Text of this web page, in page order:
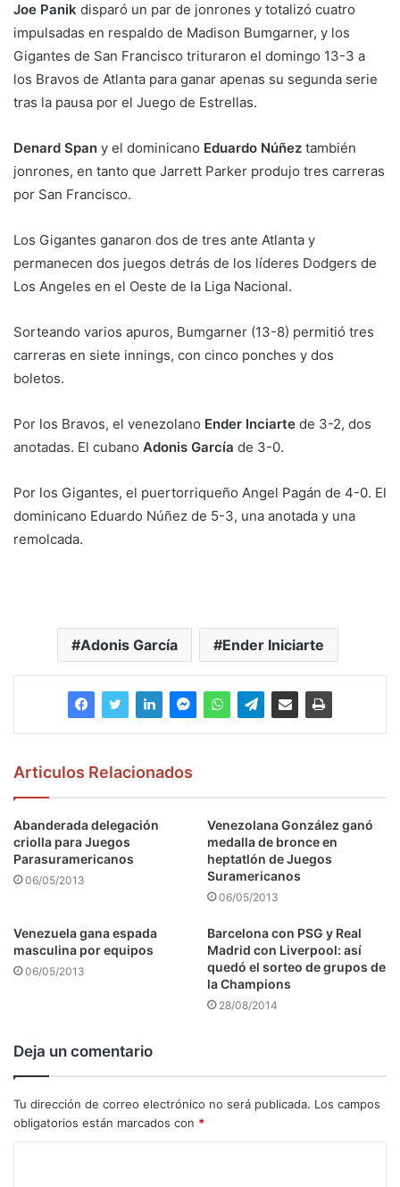
Joe Panik disparó un par de jonrones y totalizó cuatro
impulsadas en respaldo de Madison Bumgarner, y los
Gigantes de San Francisco trituraron el domingo 13-3 a
los Bravos de Atlanta para ganar apenas su segunda serie
tras la pausa por el Juego de Estrellas.
Denard Span y el dominicano Eduardo Núñez también
jonrones, en tanto que Jarrett Parker produjo tres carreras
por San Francisco.
Los Gigantes ganaron dos de tres ante Atlanta y
permanecen dos juegos detrás de los líderes Dodgers de
Los Angeles en el Oeste de la Liga Nacional.
Sorteando varios apuros, Bumgarner (13-8) permitió tres
carreras en siete innings, con cinco ponches y dos
boletos.
Por los Bravos, el venezolano Ender Inciarte de 3-2, dos
anotadas. El cubano Adonis García de 3-0.
Por los Gigantes, el puertorriqueño Angel Pagán de 4-0. El
dominicano Eduardo Núñez de 5-3, una anotada y una
remolcada.
Adonis García Ender Iniciarte
Articulos Relacionados
Abanderada delegación
criolla para Juegos
Parasuramericanos
06/05/2013
Venezolana González ganó
medalla de bronce en
heptatlón de Juegos
Suramericanos
06/05/2013
Venezuela gana espada
masculina por equipos
06/05/2013
Barcelona con PSG y Real
Madrid con Liverpool: así
quedó el sorteo de grupos de
la Champions
28/08/2014
Deja un comentario
Tu dirección de correo electrónico no será publicada. Los campos
obligatorios están marcados con *